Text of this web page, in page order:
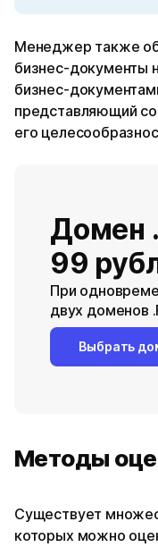
Менеджер также
бизнес-документы
бизнес-
представляющий
его
Домен
99
При
двух доменов
Выбрать
Методы
Существует
которых можно